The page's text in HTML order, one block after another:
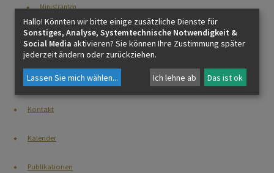
Ministranten
Katholische Jungschar
Katholische Jugend
Frauentreff
Kontakt
Kalender
Publikationen
Hallo! Könnten wir bitte einige zusätzliche Dienste für
Sonstiges, Analyse, Systemtechnische Notwendigkeit &
Social Media aktivieren? Sie können Ihre Zustimmung später
jederzeit ändern oder zurückziehen.
Lassen Sie mich wählen... Ich lehne ab Das ist ok